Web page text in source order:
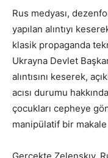
Rus medyası,
yapılan alıntıyı
klasik propaganda
Ukrayna Devlet
alıntısını keserek,
acısı durumu
çocukları cepheye
manipülatif bir makale